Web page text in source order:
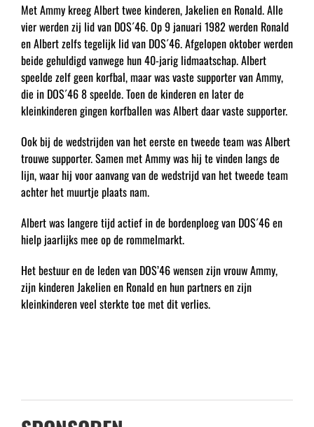
Met Ammy kreeg Albert twee kinderen, Jakelien en Ronald. Alle
vier werden zij lid van DOS´46. Op 9 januari 1982 werden Ronald
en Albert zelfs tegelijk lid van DOS´46. Afgelopen oktober werden
beide gehuldigd vanwege hun 40-jarig lidmaatschap. Albert
speelde zelf geen korfbal, maar was vaste supporter van Ammy,
die in DOS´46 8 speelde. Toen de kinderen en later de
kleinkinderen gingen korfballen was Albert daar vaste supporter.
Ook bij de wedstrijden van het eerste en tweede team was Albert
trouwe supporter. Samen met Ammy was hij te vinden langs de
lijn, waar hij voor aanvang van de wedstrijd van het tweede team
achter het muurtje plaats nam.
Albert was langere tijd actief in de bordenploeg van DOS´46 en
hielp jaarlijks mee op de rommelmarkt.
Het bestuur en de leden van DOS’46 wensen zijn vrouw Ammy,
zijn kinderen Jakelien en Ronald en hun partners en zijn
kleinkinderen veel sterkte toe met dit verlies.